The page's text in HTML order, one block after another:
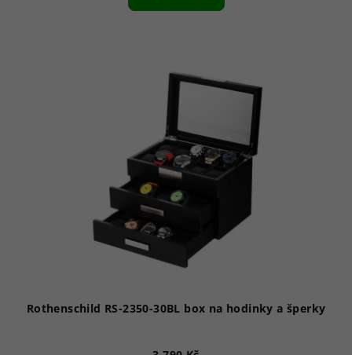
Rothenschild RS-2350-30BL box na hodinky a šperky